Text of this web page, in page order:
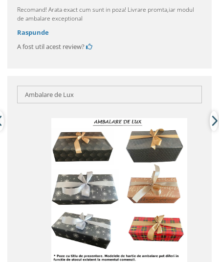
Recomand! Arata exact cum sunt in poza! Livrare promta,iar modul
de ambalare exceptional
Raspunde
A fost util acest review?
Ambalare de Lux